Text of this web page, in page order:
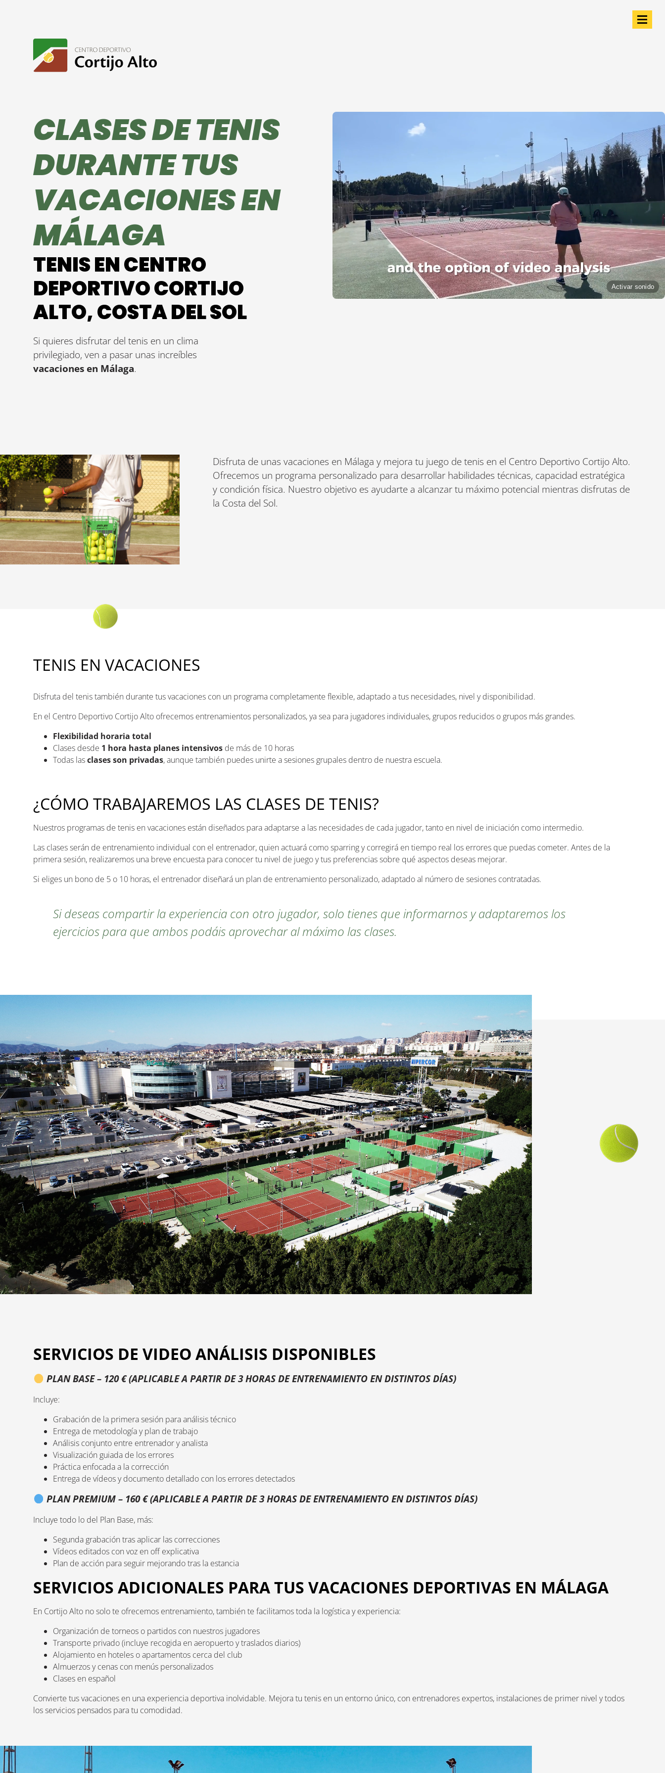
CLASES DE TENIS
DURANTE TUS
VACACIONES EN
MÁLAGA
TENIS EN CENTRO
DEPORTIVO CORTIJO
ALTO, COSTA DEL SOL
Si quieres disfrutar del tenis en un clima
privilegiado, ven a pasar unas increíbles
vacaciones en Málaga.
Activar sonido
Disfruta de unas vacaciones en Málaga y mejora tu juego de tenis en el Centro Deportivo Cortijo Alto.
Ofrecemos un programa personalizado para desarrollar habilidades técnicas, capacidad estratégica
y condición física. Nuestro objetivo es ayudarte a alcanzar tu máximo potencial mientras disfrutas de
la Costa del Sol.
TENIS EN VACACIONES
Disfruta del tenis también durante tus vacaciones con un programa completamente flexible, adaptado a tus necesidades, nivel y disponibilidad.
En el Centro Deportivo Cortijo Alto ofrecemos entrenamientos personalizados, ya sea para jugadores individuales, grupos reducidos o grupos más grandes.
Flexibilidad horaria total
Clases desde 1 hora hasta planes intensivos de más de 10 horas
Todas lasclases son privadas, aunque también puedes unirte a sesiones grupales dentro de nuestra escuela.
¿CÓMO TRABAJAREMOS LAS CLASES DE TENIS?
Nuestros programas de tenis en vacaciones están diseñados para adaptarse a las necesidades de cada jugador, tanto en nivel de iniciación como intermedio.
Las clases serán de entrenamiento individual con el entrenador, quien actuará como sparring y corregirá en tiempo real los errores que puedas cometer. Antes de la
primera sesión, realizaremos una breve encuesta para conocer tu nivel de juego y tus preferencias sobre qué aspectos deseas mejorar.
Si eliges un bono de 5 o 10 horas, el entrenador diseñará un plan de entrenamiento personalizado, adaptado al número de sesiones contratadas.
Si deseas compartir la experiencia con otro jugador, solo tienes que informarnos y adaptaremos los
ejercicios para que ambos podáis aprovechar al máximo las clases.
SERVICIOS DE VIDEO ANÁLISIS DISPONIBLES
PLAN BASE – 120 € (APLICABLE A PARTIR DE 3 HORAS DE ENTRENAMIENTO EN DISTINTOS DÍAS)
Incluye:
Grabación de la primera sesión para análisis técnico
Entrega de metodología y plan de trabajo
Análisis conjunto entre entrenador y analista
Visualización guiada de los errores
Práctica enfocada a la corrección
Entrega de vídeos y documento detallado con los errores detectados
PLAN PREMIUM – 160 € (APLICABLE A PARTIR DE 3 HORAS DE ENTRENAMIENTO EN DISTINTOS DÍAS)
Incluye todo lo del Plan Base, más:
Segunda grabación tras aplicar las correcciones
Vídeos editados con voz en off explicativa
Plan de acción para seguir mejorando tras la estancia
SERVICIOS ADICIONALES PARA TUS VACACIONES DEPORTIVAS EN MÁLAGA
En Cortijo Alto no solo te ofrecemos entrenamiento, también te facilitamos toda la logística y experiencia:
Organización de torneos o partidos con nuestros jugadores
Transporte privado (incluye recogida en aeropuerto y traslados diarios)
Alojamiento en hoteles o apartamentos cerca del club
Almuerzos y cenas con menús personalizados
Clases en español
Convierte tus vacaciones en una experiencia deportiva inolvidable. Mejora tu tenis en un entorno único, con entrenadores expertos, instalaciones de primer nivel y todos
los servicios pensados para tu comodidad.